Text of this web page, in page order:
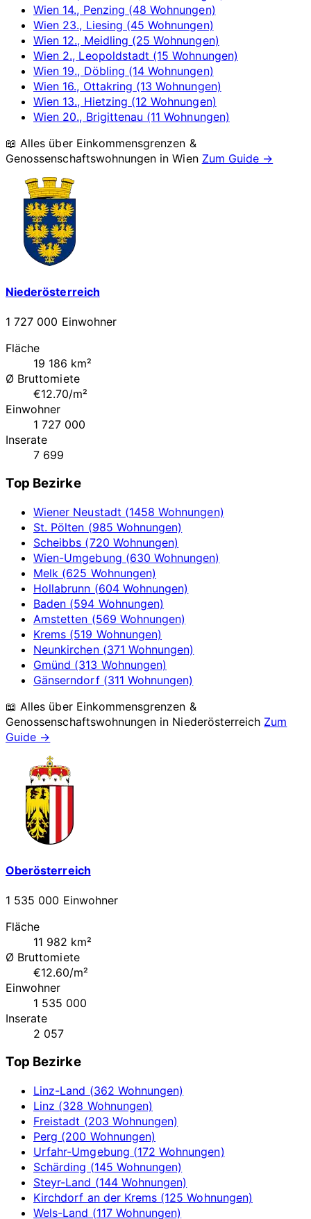
Wien 14., Penzing (48 Wohnungen)
Wien 23., Liesing (45 Wohnungen)
Wien 12., Meidling (25 Wohnungen)
Wien 2., Leopoldstadt (15 Wohnungen)
Wien 19., Döbling (14 Wohnungen)
Wien 16., Ottakring (13 Wohnungen)
Wien 13., Hietzing (12 Wohnungen)
Wien 20., Brigittenau (11 Wohnungen)
📖 Alles über Einkommensgrenzen &
Genossenschaftswohnungen inWien Zum Guide →
Niederösterreich
1 727 000 Einwohner
Fläche
19 186 km²
Ø Bruttomiete
€12.70/m²
Einwohner
1 727 000
Inserate
7 699
Top Bezirke
Wiener Neustadt (1458 Wohnungen)
St. Pölten (985 Wohnungen)
Scheibbs (720 Wohnungen)
Wien-Umgebung (630 Wohnungen)
Melk (625 Wohnungen)
Hollabrunn (604 Wohnungen)
Baden (594 Wohnungen)
Amstetten (569 Wohnungen)
Krems (519 Wohnungen)
Neunkirchen (371 Wohnungen)
Gmünd (313 Wohnungen)
Gänserndorf (311 Wohnungen)
📖 Alles über Einkommensgrenzen &
Genossenschaftswohnungen in Niederösterreich Zum
Guide →
Oberösterreich
1 535 000 Einwohner
Fläche
11 982 km²
Ø Bruttomiete
€12.60/m²
Einwohner
1 535 000
Inserate
2 057
Top Bezirke
Linz-Land (362 Wohnungen)
Linz (328 Wohnungen)
Freistadt (203 Wohnungen)
Perg (200 Wohnungen)
Urfahr-Umgebung (172 Wohnungen)
Schärding (145 Wohnungen)
Steyr-Land (144 Wohnungen)
Kirchdorf an der Krems (125 Wohnungen)
Wels-Land (117 Wohnungen)